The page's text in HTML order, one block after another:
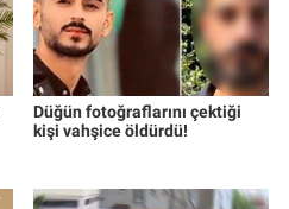
Düğün fotoğraflarını çektiği
kişi vahşice öldürdü!